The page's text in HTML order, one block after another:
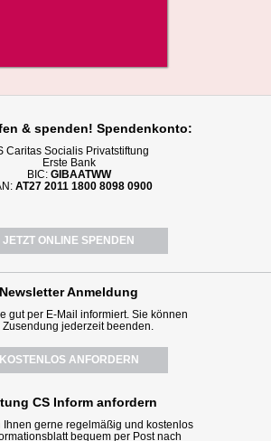
& spenden! Spendenkonto:
Caritas Socialis Privatstiftung
Erste Bank
BIC: GIBAATWW
AT27 2011 1800 8098 0900
JETZT ONLINE SPENDEN
NewsletterAnmeldung
gut per E-Mail informiert. Sie können
Zusendung jederzeit beenden.
KOSTENLOS ANFORDERN
CS Inform anfordern
Ihnen gerne regelmäßig und kostenlos
bequem per Post nach